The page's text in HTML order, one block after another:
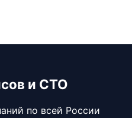
и СТО
по всей России